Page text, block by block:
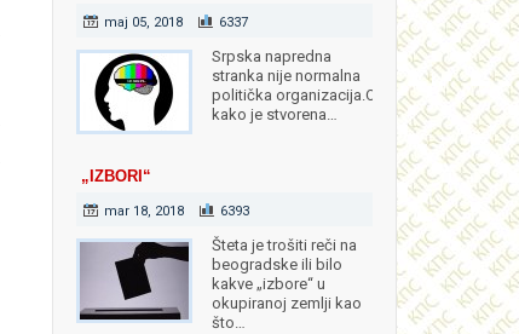
maj 05, 2018 6337
Srpska napredna
stranka nije normalna
politička organizacija.Od
kako je stvorena…
„IZBORI“
mar 18, 2018 6393
Šteta je trošiti reči na
beogradske ili bilo
kakve „izbore“ u
okupiranoj zemlji kao
što…